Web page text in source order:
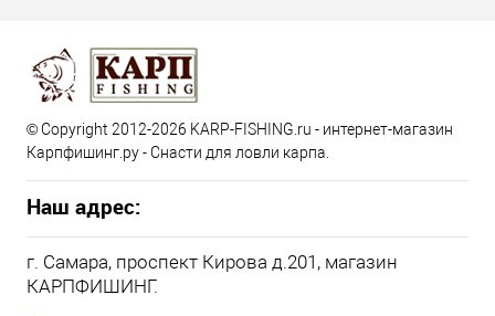
© Copyright 2012-2026 KARP-FISHING.ru - интернет-магазин
Карпфишинг.ру - Снасти для ловли карпа.
Наш адрес:
г. Самара, проспект Кирова д.201, магазин
КАРПФИШИНГ.